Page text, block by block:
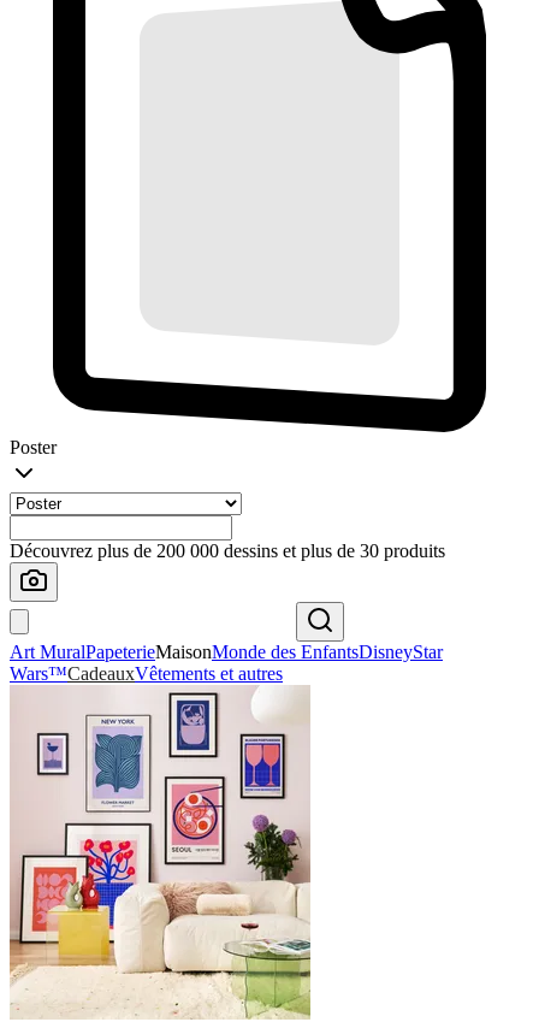
Poster
Découvrez plus de 200 000 dessins et plus de 30 produits
Art MuralPapeterieMaisonMonde des EnfantsDisneyStar
Wars™CadeauxVêtements et autres